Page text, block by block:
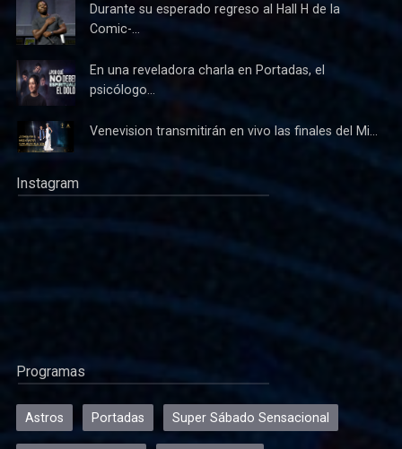
Durante su esperado regreso al Hall H de la
Comic-...
En una reveladora charla en Portadas, el
psicólogo...
Venevision transmitirán en vivo las finales del Mi...
Instagram
Programas
Astros Portadas Super Sábado Sensacional